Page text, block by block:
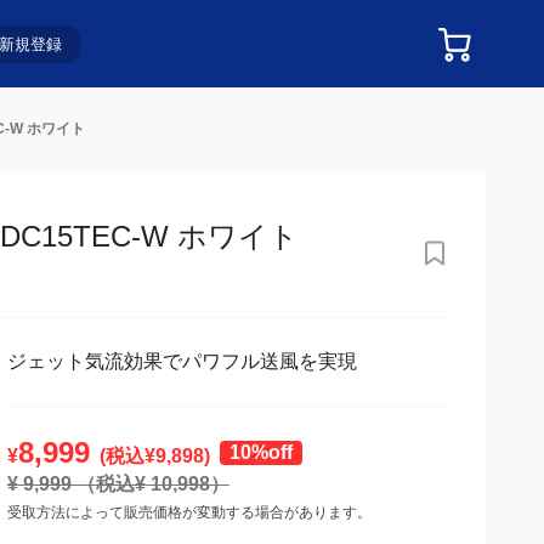
新規登録
W ホワイト
W ホワイト
ジェット気流効果でパワフル送風を実現
¥8,999 (税込¥9,898)
10%off
¥ 9,999（税込¥10,998）
受取方法によって販売価格が変動する場合があります。